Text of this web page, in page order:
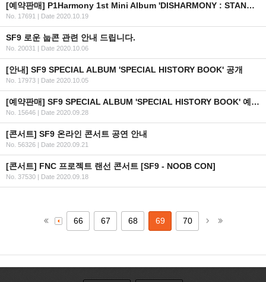
[예약판매] P1Harmony 1st Mini Album 'DISHARMONY : STAND OUT' 예약 판매 안내
No. 17691 | Date 2020.10.19
SF9 로운 눕콘 관련 안내 드립니다.
No. 20031 | Date 2020.10.06
[안내] SF9 SPECIAL ALBUM 'SPECIAL HISTORY BOOK' 공개
No. 17973 | Date 2020.10.05
[예약판매] SF9 SPECIAL ALBUM 'SPECIAL HISTORY BOOK' 예약 판매 안내
No. 15646 | Date 2020.09.28
[콘서트] SF9 온라인 콘서트 공연 안내
No. 56326 | Date 2020.09.21
[콘서트] FNC 프로젝트 랜선 콘서트 [SF9 - NOOB CON]
No. 37530 | Date 2020.09.18
66 67 68 69 70